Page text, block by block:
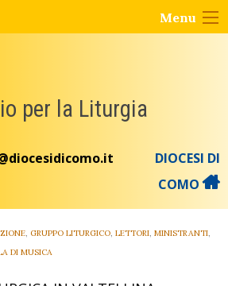
Menu
per la Liturgia
DIOCESI DI
COMO
, GRUPPO LITURGICO, LETTORI, MINISTRANTI,
DI MUSICA